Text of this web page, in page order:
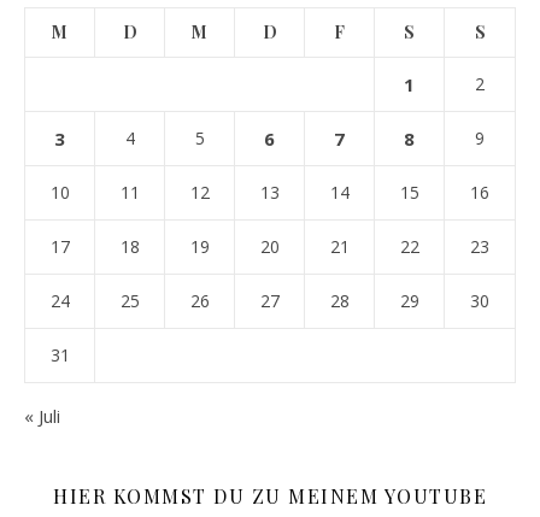
M D M D F S S
1 2
3 4 5 6 7 8 9
10 11 12 13 14 15 16
17 18 19 20 21 22 23
24 25 26 27 28 29 30
31
« Juli
HIER KOMMST DU ZU MEINEM YOUTUBE